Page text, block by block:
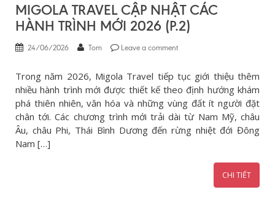
MIGOLA TRAVEL CẬP NHẬT CÁC
HÀNH TRÌNH MỚI 2026 (P.2)
24/06/2026 Tom Leave a comment
Trong năm 2026, Migola Travel tiếp tục giới thiệu thêm
nhiều hành trình mới được thiết kế theo định hướng khám
phá thiên nhiên, văn hóa và những vùng đất ít người đặt
chân tới. Các chương trình mới trải dài từ Nam Mỹ, châu
Âu, châu Phi, Thái Bình Dương đến rừng nhiệt đới Đông
Nam […]
CHI TIẾT